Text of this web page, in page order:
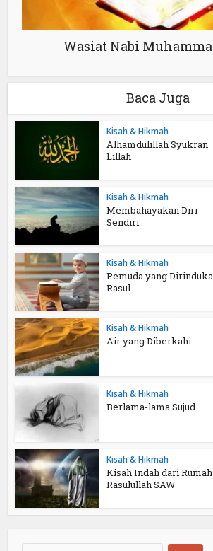
Wasiat Nabi
Baca Juga
Kisah & Hikmah
Alhamdulillah Syukran
Lillah
Kisah & Hikmah
Membahayakan Diri
Sendiri
Kisah & Hikmah
Pemuda yang
Rasul
Kisah & Hikmah
Air yang Diberkahi
Kisah & Hikmah
Berlama-lama Sujud
Kisah & Hikmah
Kisah Indah dari Rumah
Rasulullah SAW